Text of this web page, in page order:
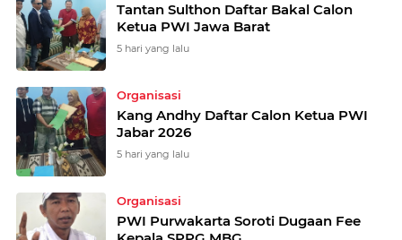
Tantan Sulthon Daftar Bakal Calon
Ketua PWI Jawa Barat
5 hari yang lalu
Organisasi
Kang Andhy Daftar Calon Ketua PWI
Jabar 2026
5 hari yang lalu
Organisasi
PWI Purwakarta Soroti Dugaan Fee